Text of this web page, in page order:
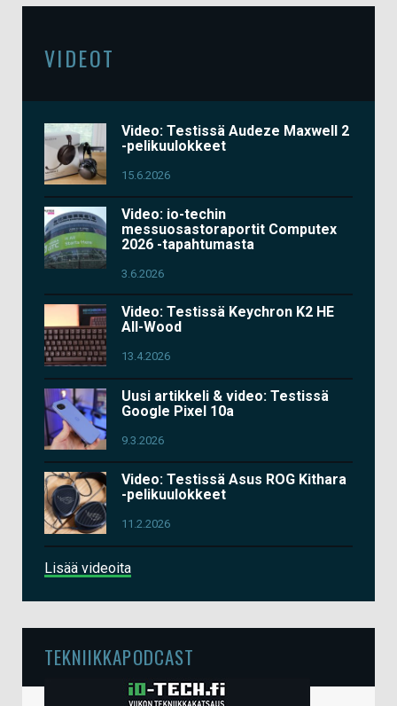
VIDEOT
Video: Testissä Audeze Maxwell 2
-pelikuulokkeet
15.6.2026
Video: io-techin
messuosastoraportit Computex
2026 -tapahtumasta
3.6.2026
Video: Testissä Keychron K2 HE
All-Wood
13.4.2026
Uusi artikkeli & video: Testissä
Google Pixel 10a
9.3.2026
Video: Testissä Asus ROG Kithara
-pelikuulokkeet
11.2.2026
Lisää videoita
TEKNIIKKAPODCAST